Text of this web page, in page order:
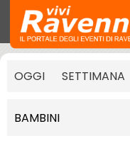
OGGI SETTIMANA
BAMBINI